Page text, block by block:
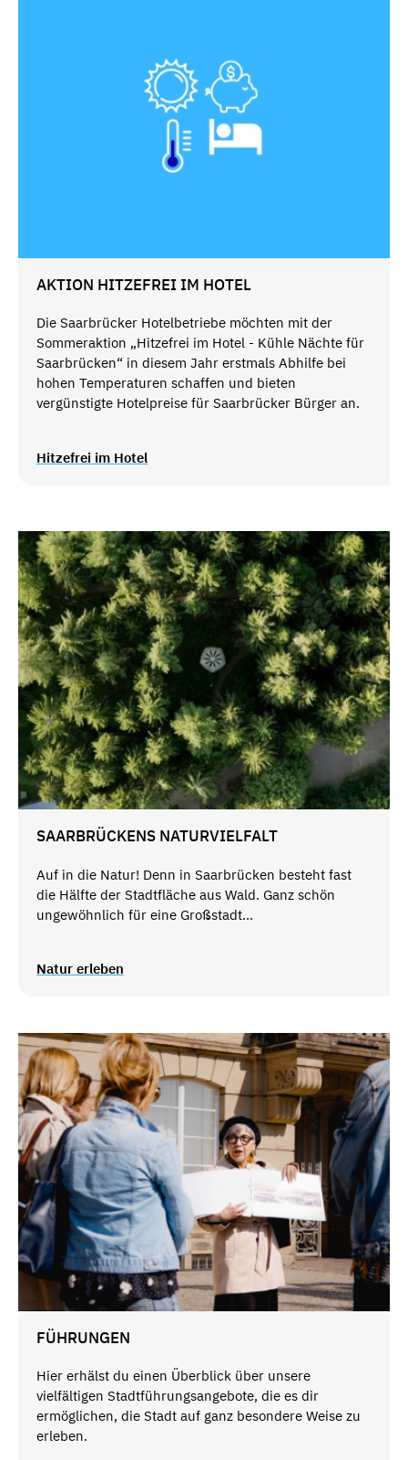
AKTION HITZEFREI IM HOTEL
Die Saarbrücker Hotelbetriebe möchten mit der
Sommeraktion „Hitzefrei im Hotel - Kühle Nächte für
Saarbrücken“ in diesem Jahr erstmals Abhilfe bei
hohen Temperaturen schaffen und bieten
vergünstigte Hotelpreise für Saarbrücker Bürger an.
Hitzefrei im Hotel
SAARBRÜCKENS NATURVIELFALT
Auf in die Natur! Denn in Saarbrücken besteht fast
die Hälfte der Stadtfläche aus Wald. Ganz schön
ungewöhnlich für eine Großstadt...
Natur erleben
FÜHRUNGEN
Hier erhälst du einen Überblick über unsere
vielfältigen Stadtführungsangebote, die es dir
ermöglichen, die Stadt auf ganz besondere Weise zu
erleben.